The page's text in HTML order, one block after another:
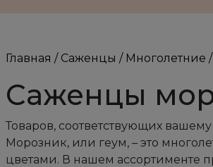
Главная / Саженцы / Многолетние /
Саженцы
Товаров, соответствующих
Морозник, или геум, – это
цветами. В нашем ассортименте